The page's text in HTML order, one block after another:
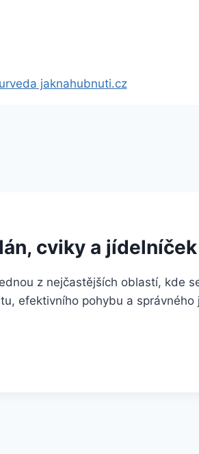
cviky a jídelníček
z nejčastějších oblastí, kde
efektivního pohybu a